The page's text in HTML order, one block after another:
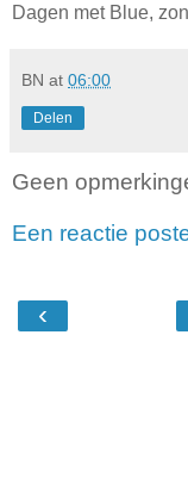
Dagen met Blue,
BN at 06:00
Delen
Geen
Een reactie
‹